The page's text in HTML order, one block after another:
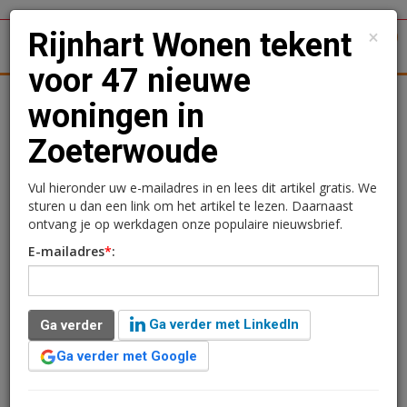
Woningmarkt
Rijnhart Wonen tekent
voor 47 nieuwe woningen
in Zoeterwoude
Rijnhart Wonen en de gemeente Zoeterwoude hebben
een anterieure overeenkomst ondertekend voor de
nieuwbouw aan de Kerklaan en Ambachtsherenweg.
×
Rijnhart Wonen tekent
voor 47 nieuwe
woningen in
Zoeterwoude
Vul hieronder uw e-mailadres in en lees dit artikel gratis. We
sturen u dan een link om het artikel te lezen. Daarnaast
ontvang je op werkdagen onze populaire nieuwsbrief.
E-mailadres*:
Ga verder
Ga verder met LinkedIn
Ga verder met Google